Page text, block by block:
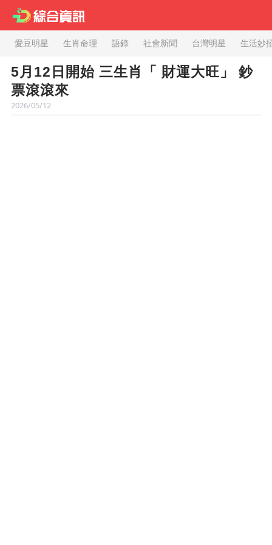
愛豆明星 生肖命理 語錄 社會新聞 台灣明星 生活妙
5月12日開始 三生肖「 財運大旺」 鈔
票滾滾來
2026/05/12